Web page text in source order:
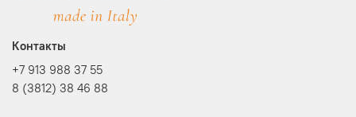
Контакты
+7 913 988 37 55
8 (3812) 38 46 88